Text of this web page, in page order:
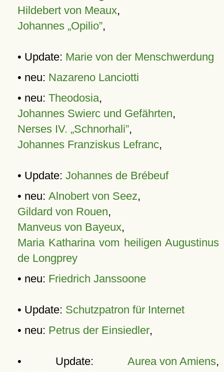
Hildebert von Meaux,
Johannes „Opilio”,
• Update: Marie von der Menschwerdung
• neu: Nazareno Lanciotti
• neu: Theodosia,
Johannes Swierc und Gefährten,
Nerses IV. „Schnorhali”,
Johannes Franziskus Lefranc,
• Update: Johannes de Brébeuf
• neu: Alnobert von Seez,
Gildard von Rouen,
Manveus von Bayeux,
Maria Katharina vom heiligen Augustinus
de Longprey
• neu: Friedrich Janssoone
• Update: Schutzpatron für Internet
• neu: Petrus der Einsiedler,
• Update: Aurea von Amiens,